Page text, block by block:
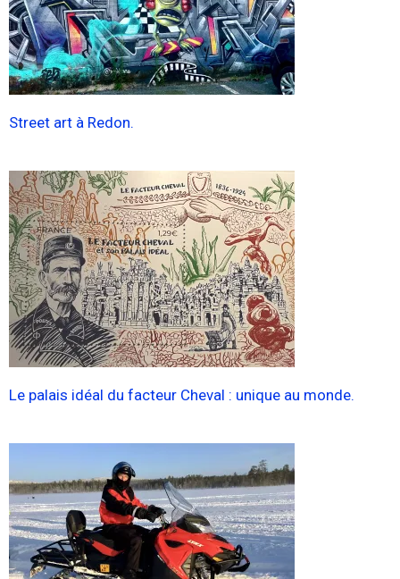
Street art à Redon.
Le palais idéal du facteur Cheval : unique au monde.